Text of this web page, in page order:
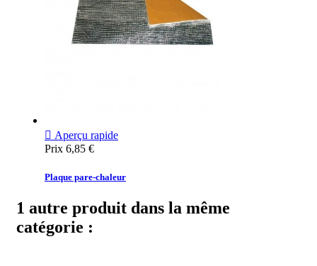
 Aperçu rapide
Prix 6,85 €
Plaque pare-chaleur
1 autre produit dans la même
catégorie :